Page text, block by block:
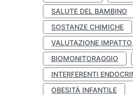
SALUTE DEL BAMBINO
SOSTANZE CHIMICHE
VALUTAZIONE
BIOMONITORAGGIO
INTERFERENTI
OBESITÀ INFANTILE